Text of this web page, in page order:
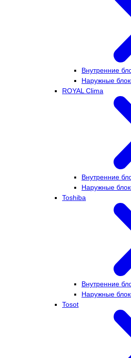
Внутренние
Наружные
ROYAL Clima
Внутренние
Наружные
Toshiba
Внутренние
Наружные
Tosot